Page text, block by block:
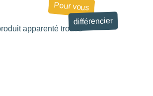
Pour vous
différencier
apparenté trouvé
710